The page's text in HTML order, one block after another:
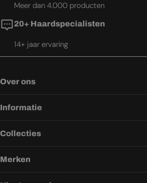
Meer dan 4.000 producten
20+ Haardspecialisten
14+ jaar ervaring
Over ons
Informatie
Collecties
Merken